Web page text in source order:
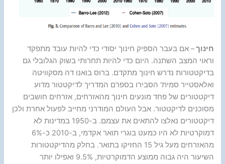
חינוך– אם בעבר הספיק חינוך יסודי כדי להיות עובד מתפקד
וראוי המצב השתנה. היום כדי להיות תחרותי בשוק הגלובלי גם
בדיקטטורות נדרש חינוך מתקדם. ברוס בואנו דה מסקוויטה
ואלאסטייר סמית' הסבירו בספרם המדריך לדיקטטור מדוע
דיקטטורים של פחד מונעים חינוך מהאזרחים, אזרחים חושבים
מסוכנים לדיקטטור. אבל העולם המודרני מחייב לפעול אחרת ולכן
דיקטטורים נאלצו להתאים את עצמם. ב-1950 במדינות לא
דמוקרטיות לא היו כמעט בוגרי תואר אקדמי, ב-2010 כ-6%
מהאזרחים מעל גיל 15 החזיקו בתואר. בחלק מהדיקטטורות
השיעור היה גבוה ממוצע הדמוקרטיות, 9.5% ואפילו יותר